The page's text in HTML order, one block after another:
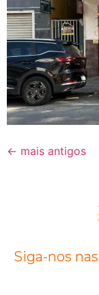
← mais antigos
Siga-nos nas